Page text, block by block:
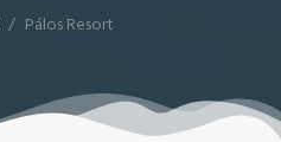
/ Pálos Resort